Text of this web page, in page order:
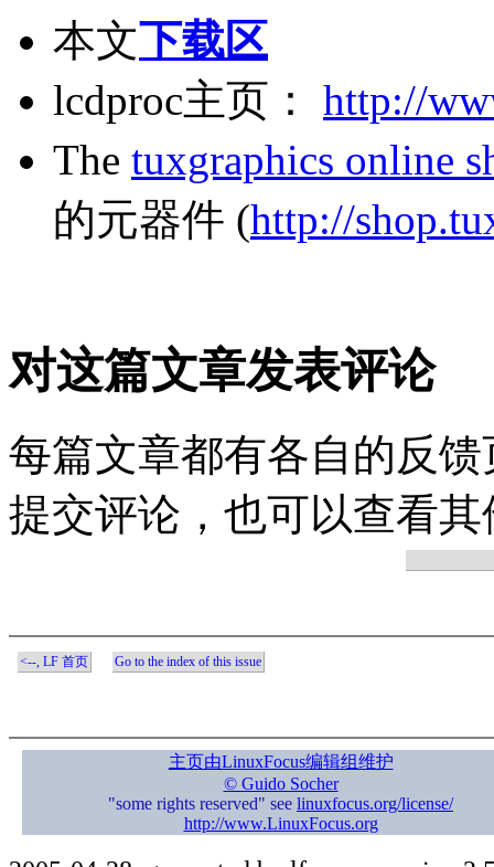
本文下载区
lcdproc主页： http://
The tuxgraphics online
的元器件 (http://
对这篇文章发表评论
每篇文章都有各自的反
提交评论，也可以查看
<--, LF 首页 Go to the index of this issue
主页由LinuxFocus编辑组维护
© Guido Socher
"some rights reserved" see linuxfocus.org/license/
http://www.LinuxFocus.org